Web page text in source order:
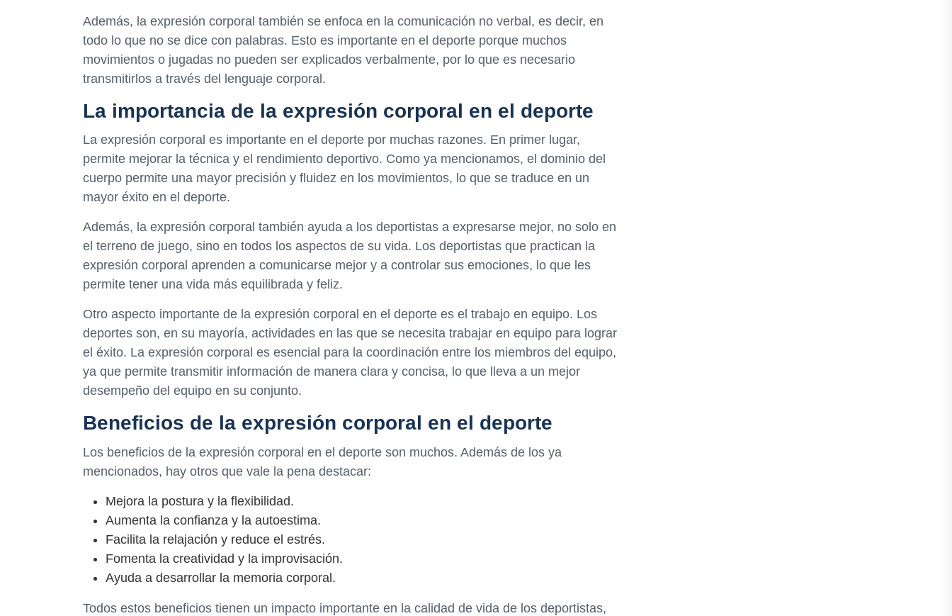
Además, la expresión corporal también se enfoca en la comunicación no verbal, es decir, en
todo lo que no se dice con palabras. Esto es importante en el deporte porque muchos
movimientos o jugadas no pueden ser explicados verbalmente, por lo que es necesario
transmitirlos a través del lenguaje corporal.
La importancia de la expresión corporal en el deporte
La expresión corporal es importante en el deporte por muchas razones. En primer lugar,
permite mejorar la técnica y el rendimiento deportivo. Como ya mencionamos, el dominio del
cuerpo permite una mayor precisión y fluidez en los movimientos, lo que se traduce en un
mayor éxito en el deporte.
Además, la expresión corporal también ayuda a los deportistas a expresarse mejor, no solo en
el terreno de juego, sino en todos los aspectos de su vida. Los deportistas que practican la
expresión corporal aprenden a comunicarse mejor y a controlar sus emociones, lo que les
permite tener una vida más equilibrada y feliz.
Otro aspecto importante de la expresión corporal en el deporte es el trabajo en equipo. Los
deportes son, en su mayoría, actividades en las que se necesita trabajar en equipo para lograr
el éxito. La expresión corporal es esencial para la coordinación entre los miembros del equipo,
ya que permite transmitir información de manera clara y concisa, lo que lleva a un mejor
desempeño del equipo en su conjunto.
Beneficios de la expresión corporal en el deporte
Los beneficios de la expresión corporal en el deporte son muchos. Además de los ya
mencionados, hay otros que vale la pena destacar:
Mejora la postura y la flexibilidad.
Aumenta la confianza y la autoestima.
Facilita la relajación y reduce el estrés.
Fomenta la creatividad y la improvisación.
Ayuda a desarrollar la memoria corporal.
Todos estos beneficios tienen un impacto importante en la calidad de vida de los deportistas,